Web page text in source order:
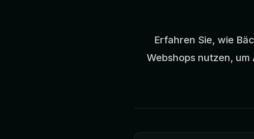
Erfahren Sie, wie
Webshops nutzen,